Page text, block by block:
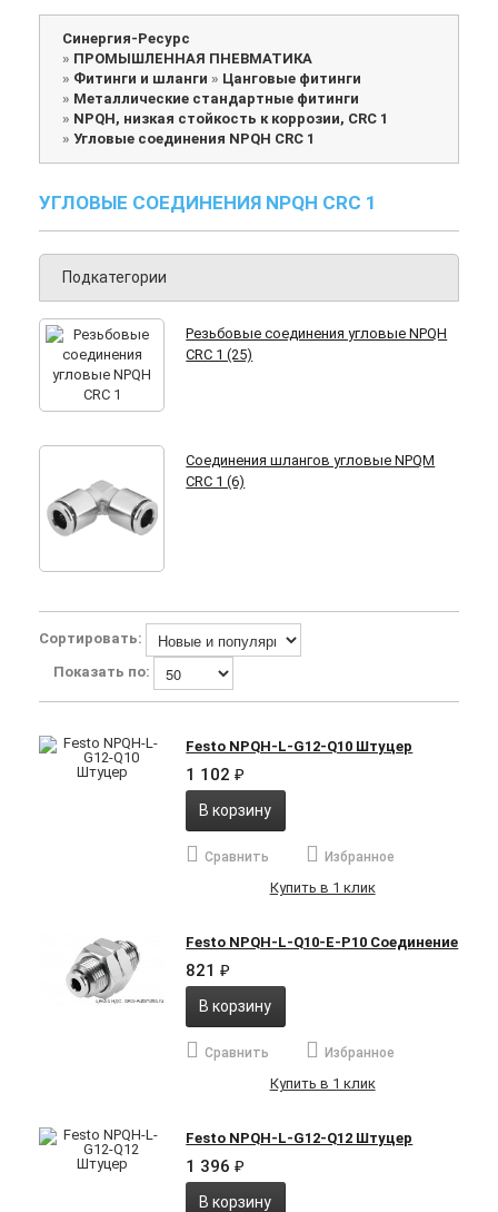
Синергия-Ресурс
» ПРОМЫШЛЕННАЯ ПНЕВМАТИКА
» Фитинги и шланги » Цанговые фитинги
» Металлические стандартные фитинги
» NPQH, низкая стойкость к коррозии, CRC 1
» Угловые соединения NPQH CRC 1
УГЛОВЫЕ СОЕДИНЕНИЯ NPQH CRC 1
Подкатегории
Резьбовые соединения угловые NPQH
CRC 1 (25)
Соединения шлангов угловые NPQM
CRC 1 (6)
Сортировать:
Показать по:
Festo NPQH-L-G12-Q10 Штуцер
1 102₽
В корзину
Сравнить Избранное
Купить в 1 клик
Festo NPQH-L-Q10-E-P10 Соединение
821₽
В корзину
Сравнить Избранное
Купить в 1 клик
Festo NPQH-L-G12-Q12 Штуцер
1 396₽
В корзину